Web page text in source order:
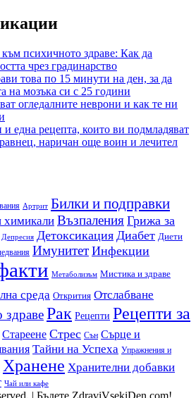
психичното здраве: Как да
чрез градинарство
това по 15 минути на ден, за да
на мозъка си с 25 години
огледалните неврони и как те ни
и една рецепта, които ви подмладяват
наричан още воин и лечител
Артрит Билки и подправки
химикали Възпаления Грижа за
Депресия Детоксикация Диабет Диети
Имунитет Инфекции
Метаболизъм Мистика и здраве
среда Открития Отслабване
Рак Рецепти Рецепти за
Стареене Стрес Сън Сърце и
Тайни на Успеха Упражнения и
Хранене Хранителни добавки
Чай или кафе